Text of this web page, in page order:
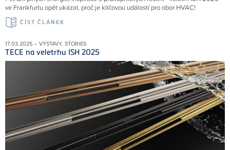
ve Frankfurtu opět ukázal, proč je klíčovou událostí pro obor HVAC!
ČÍST ČLÁNEK
17.03.2025 – VÝSTAVY, STORIES
TECE na veletrhu ISH 2025